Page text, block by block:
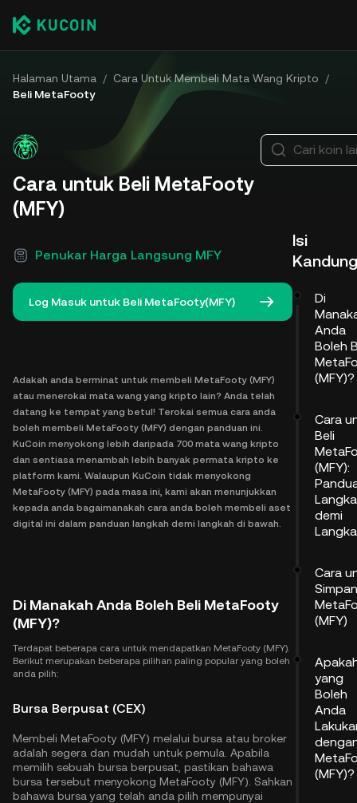
Halaman Utama / Cara Untuk Membeli Mata Wang Kripto
/
Beli MetaFooty
Cara untuk Beli MetaFooty
(MFY)
Penukar Harga Langsung MFY
Log Masuk untuk Beli MetaFooty(MFY)
Adakah anda berminat untuk membeli MetaFooty (MFY)
atau menerokai mata wang yang kripto lain? Anda telah
datang ke tempat yang betul! Terokai semua cara anda
boleh membeli MetaFooty (MFY) dengan panduan ini.
KuCoin menyokong lebih daripada 700 mata wang kripto
dan sentiasa menambah lebih banyak permata kripto ke
platform kami. Walaupun KuCoin tidak menyokong
MetaFooty (MFY) pada masa ini, kami akan menunjukkan
kepada anda bagaimanakah cara anda boleh membeli aset
digital ini dalam panduan langkah demi langkah di bawah.
Di Manakah Anda Boleh Beli MetaFooty
(MFY)?
Terdapat beberapa cara untuk mendapatkan MetaFooty (MFY).
Berikut merupakan beberapa pilihan paling popular yang boleh
anda pilih:
Bursa Berpusat (CEX)
Membeli MetaFooty (MFY) melalui bursa atau broker
adalah segera dan mudah untuk pemula. Apabila
memilih sebuah bursa berpusat, pastikan bahawa
bursa tersebut menyokong MetaFooty (MFY). Sahkan
bahawa bursa yang telah anda pilih mempunyai
Cari koin
Isi
Di
Anda
Boleh
(MFY)?
Cara
Beli
(MFY):
demi
Cara
Simpan
(MFY)
yang
Boleh
Anda
(MFY)?